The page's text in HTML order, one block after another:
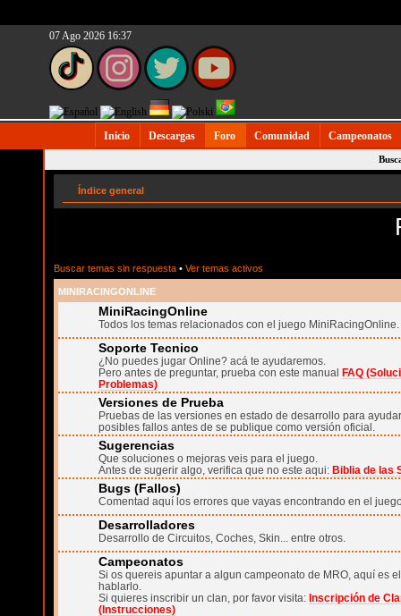
07 Ago 2026 16:37
Inicio Descargas Foro Comunidad Campeonatos
Índice general
Buscar temas sin respuesta • Ver temas activos
MINIRACINGONLINE
MiniRacingOnline
Todos los temas relacionados con el juego MiniRacingOnline.
Soporte Tecnico
¿No puedes jugar Online? acá te ayudaremos.
Pero antes de preguntar, prueba con este manual FAQ
Problemas)
Versiones de Prueba
Pruebas de las versiones en estado de desarrollo para
posibles fallos antes de se publique como versión oficial.
Sugerencias
Que soluciones o mejoras veis para el juego.
Antes de sugerir algo, verifica que no este aqui: Biblia de las
Bugs (Fallos)
Comentad aquí los errores que vayas encontrando en el
Desarrolladores
Desarrollo de Circuitos, Coches, Skin... entre otros.
Campeonatos
Si os quereis apuntar a algun campeonato de MRO, aquí es
hablarlo.
Si quieres inscribir un clan, por favor visita: Inscripción de
(Instrucciones)